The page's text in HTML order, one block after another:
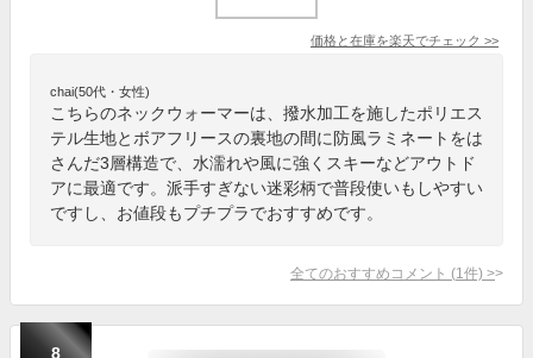
価格と在庫を楽天でチェック >>
chai(50代・女性)
こちらのネックウォーマーは、撥水加工を施したポリエス
テル生地とボアフリースの裏地の間に防風ラミネートをは
さんだ3層構造で、水濡れや風に強くスキーなどアウトド
アに最適です。派手すぎない迷彩柄で普段使いもしやすい
ですし、お値段もプチプラでおすすめです。
全てのおすすめコメント (1 件) >
8